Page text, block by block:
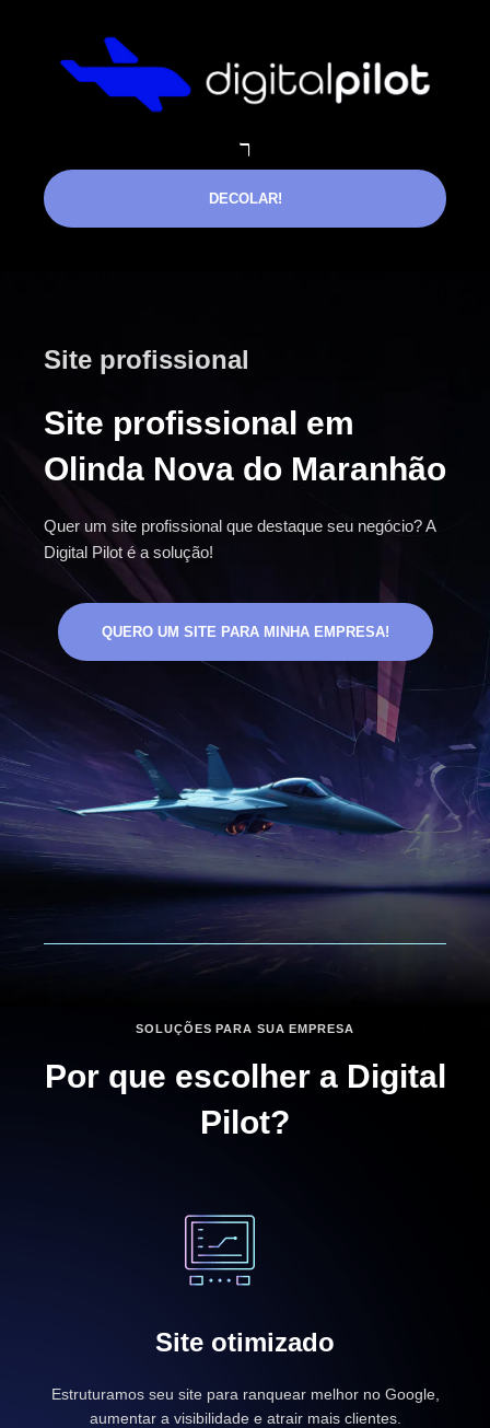
DECOLAR!
Site profissional
Site profissional em
Olinda Nova do Maranhão
Quer um site profissional que destaque seu negócio? A
Digital Pilot é a solução!
QUERO UM SITE PARA MINHA EMPRESA!
SOLUÇÕES PARA SUA EMPRESA
Por que escolher a Digital
Pilot?
Site otimizado
Estruturamos seu site para ranquear melhor no Google,
aumentar a visibilidade e atrair mais clientes.